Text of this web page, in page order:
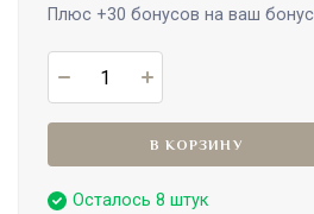
Плюс +30 бонусов на ваш
В КОРЗИНУ
Осталось 8 штук